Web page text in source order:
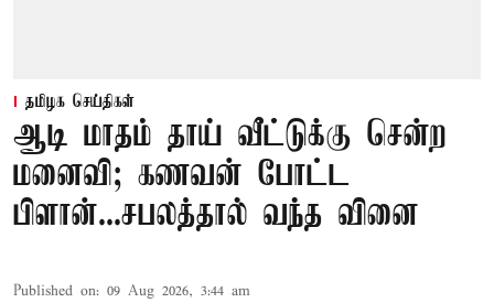
தமிழக செய்திகள்
ஆடி மாதம் தாய் வீட்டுக்கு சென்ற
மனைவி; கணவன் போட்ட
பிளான்...சபலத்தால் வந்த வினை
Published on: 09 Aug 2026, 3:44 am